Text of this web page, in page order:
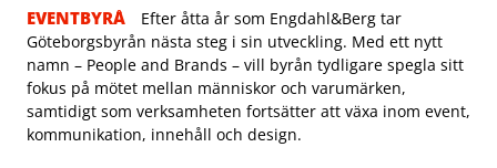
EVENTBYRÅ
Efter åtta år som Engdahl&Berg tar
Göteborgsbyrån nästa steg i sin utveckling. Med ett nytt
namn – People and Brands – vill byrån tydligare spegla sitt
fokus på mötet mellan människor och varumärken,
samtidigt som verksamheten fortsätter att växa inom event,
kommunikation, innehåll och design.